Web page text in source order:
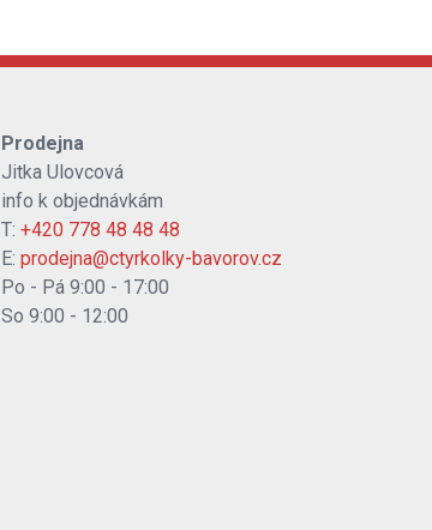
Prodejna
Jitka Ulovcová
info k objednávkám
T: +420 778 48 48 48
E: prodejna@ctyrkolky-bavorov.cz
Po - Pá 9:00 - 17:00
So 9:00 - 12:00